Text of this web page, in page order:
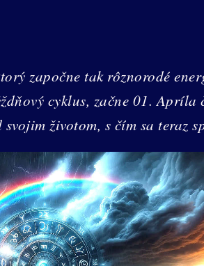
započne tak rôznorodé
cyklus, začne 01.
životom, s čím sa teraz